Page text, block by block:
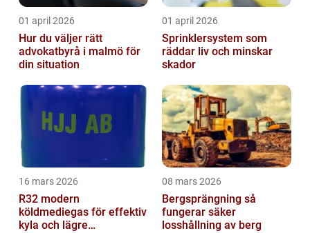
01 april 2026
Hur du väljer rätt
advokatbyrå i malmö för
din situation
01 april 2026
Sprinklersystem som
räddar liv och minskar
skador
16 mars 2026
R32 modern
köldmediegas för effektiv
kyla och lägre
08 mars 2026
Bergsprängning så
fungerar säker
losshållning av berg